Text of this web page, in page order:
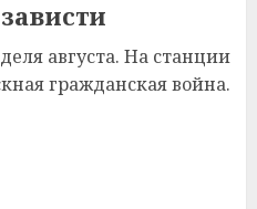
августа. На станции
гражданская война.